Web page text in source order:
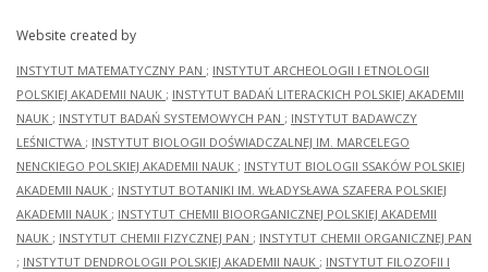
Website created by
INSTYTUT MATEMATYCZNY PAN ; INSTYTUT ARCHEOLOGII I ETNOLOGII
POLSKIEJ AKADEMII NAUK ; INSTYTUT BADAŃ LITERACKICH POLSKIEJ AKADEMII
NAUK ; INSTYTUT BADAŃ SYSTEMOWYCH PAN ; INSTYTUT BADAWCZY
LEŚNICTWA ; INSTYTUT BIOLOGII DOŚWIADCZALNEJ IM. MARCELEGO
NENCKIEGO POLSKIEJ AKADEMII NAUK ; INSTYTUT BIOLOGII SSAKÓW POLSKIEJ
AKADEMII NAUK ; INSTYTUT BOTANIKI IM. WŁADYSŁAWA SZAFERA POLSKIEJ
AKADEMII NAUK ; INSTYTUT CHEMII BIOORGANICZNEJ POLSKIEJ AKADEMII
NAUK ; INSTYTUT CHEMII FIZYCZNEJ PAN ; INSTYTUT CHEMII ORGANICZNEJ PAN
; INSTYTUT DENDROLOGII POLSKIEJ AKADEMII NAUK ; INSTYTUT FILOZOFII I